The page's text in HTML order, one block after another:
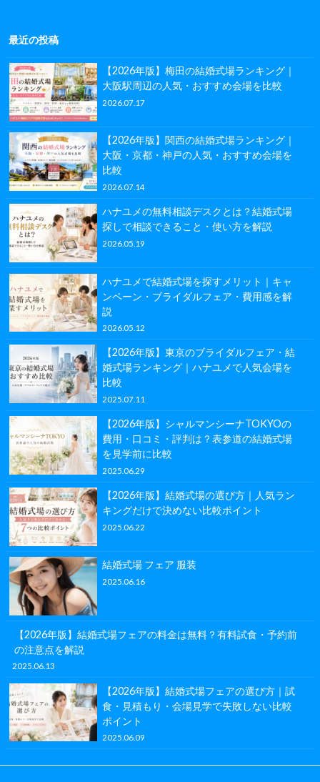
最近の投稿
【2026年版】梅田の結婚式場ランキング｜
大阪駅周辺の人気・おすすめ会場を比較
2026.07.17
【2026年版】関西の結婚式場ランキング｜
大阪・京都・神戸の人気・おすすめ会場を
比較
2026.07.14
ハナユメの無料相談デスクとは？結婚式場
探しで相談できること・使い方を解説
2026.05.19
ハナユメで結婚式場を探すメリット｜キャ
ンペーン・ブライダルフェア・費用感を解
説
2026.05.12
【2026年版】東京のブライダルフェア・結
婚式場ランキング｜ハナユメで人気会場を
比較
2025.07.11
【2026年版】シャルマンシーナTOKYOの
費用・口コミ・評判は？表参道の結婚式場
を見学前に比較
2025.06.29
【2026年版】結婚式場の選び方｜人気ラン
キングだけで決めない比較ポイント
2025.06.22
結婚式場 フェア 服装
2025.06.16
【2026年版】結婚式場フェアの料金は無料？有料試食・予約前
の注意点を解説
2025.06.13
【2026年版】結婚式場フェアの選び方｜試
食・見積もり・会場見学で失敗しない比較
ポイント
2025.06.09